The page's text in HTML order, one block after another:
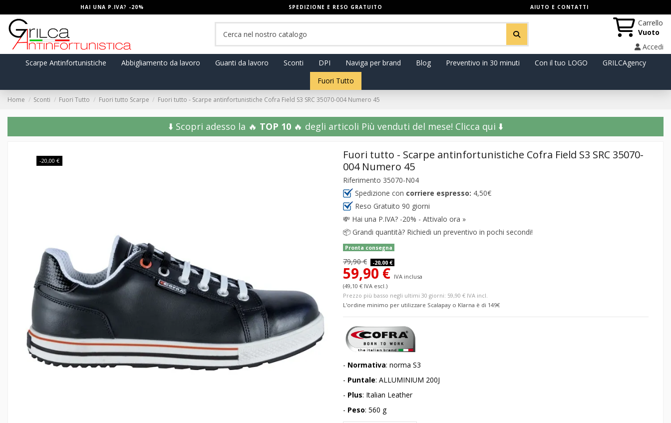
HAI UNA P.IVA? -20% SPEDIZIONE E RESO GRATUITO AIUTO E CONTATTI
Carrello
Vuoto
Accedi
Scarpe Antinfortunistiche
Abbigliamento da lavoro Guanti da lavoro Sconti DPI Naviga per brand Blog Preventivo in 30 minuti Con il tuo LOGO
GRILCAgency
Fuori Tutto
Home Sconti Fuori Tutto Fuori tutto Scarpe Fuori tutto - Scarpe antinfortunistiche Cofra Field S3 SRC 35070-004 Numero 45
⬇️ Scopri adesso la 🔥 TOP 10🔥 degli articoli Più venduti del mese!️ Clicca qui ⬇️
-20,00 €
Fuori tutto - Scarpe antinfortunistiche Cofra Field S3 SRC 35070-
004 Numero 45
Riferimento 35070-N04
Spedizione con corriere espresso: 4,50€
Reso Gratuito 90 giorni
💸 Hai una P.IVA? -20% - Attivalo ora »
📦 Grandi quantità? Richiedi un preventivo in pochi secondi!
Pronta consegna
79,90 € -20,00 €
59,90 € IVA inclusa
(49,10 € IVA escl.)
Prezzo più basso negli ultimi 30 giorni: 59,90 € IVA incl.
L'ordine minimo per utilizzare Scalapay o Klarna è di 149€
- Normativa: norma S3
- Puntale: ALLUMINIUM 200J
- Plus: Italian Leather
- Peso: 560 g